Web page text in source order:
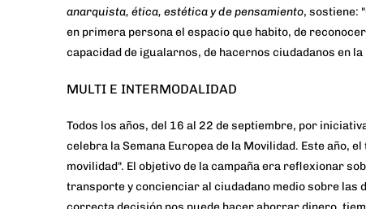
anarquista, ética, estética y de pensamiento, sostiene:
en primera persona el espacio que habito, de
capacidad de igualarnos, de hacernos ciudadanos en
MULTI E INTERMODALIDAD
Todos los años, del 16 al 22 de septiembre, por
celebra laSemana Europea de la Movilidad. Este año,
movilidad". El objetivo de la campaña era reflexionar
transporte y concienciar al ciudadano medio sobre las